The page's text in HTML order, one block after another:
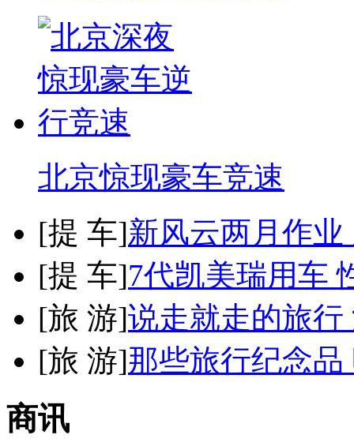
北京惊现豪车竞速
[提 车]新风云两月作
[提 车]7代凯美瑞用车
[旅 游]说走就走的旅
[旅 游]那些旅行纪念
商讯